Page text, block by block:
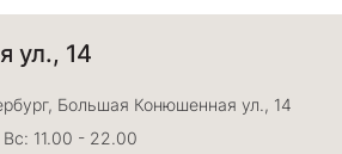
ул., 14
Большая Конюшенная ул., 14
11.00 - 22.00